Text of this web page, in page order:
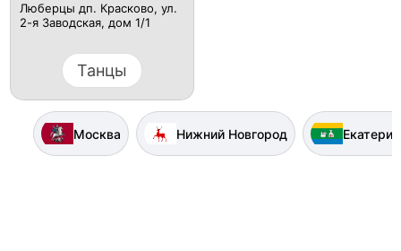
Люберцы дп. Красково, ул.
2-я Заводская, дом 1/1
Танцы
Москва Нижний Новгород